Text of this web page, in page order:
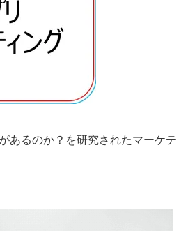
あるのか？を研究されたマーケテ